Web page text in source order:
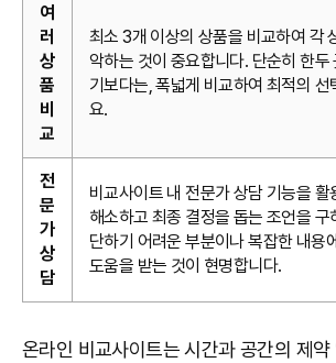
여
러
상
품
비
교
최소 3개 이상의 상품을 비교하여 각
악하는 것이 중요합니다. 단순히 한두
기보다는, 폭넓게 비교하여 최적의 선
요.
전
문
가
상
담
비교사이트 내 전문가 상담 기능을 활
해소하고 최종 결정을 돕는 조언을 구
단하기 어려운 부분이나 복잡한 내용
도움을 받는 것이 현명합니다.
온라인 비교사이트는 시간과 공간의 제